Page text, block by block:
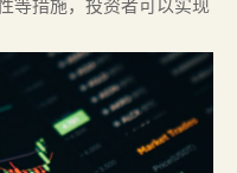
等措施，投资者可以实现